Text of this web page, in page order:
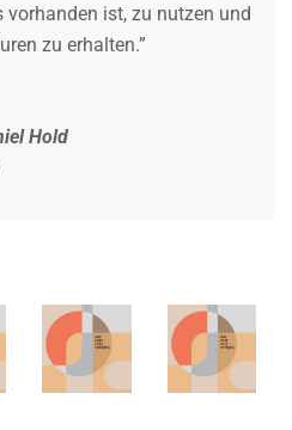
vorhanden ist, zu nutzen und
zu erhalten.”
Hold